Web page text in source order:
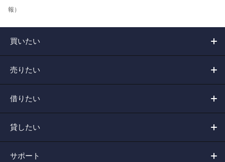
報）
買いたい
売りたい
借りたい
貸したい
サポート